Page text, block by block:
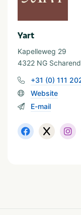
Yart
Kapelleweg 29
4322 NG
+31 (0) 111
Website
E-mail